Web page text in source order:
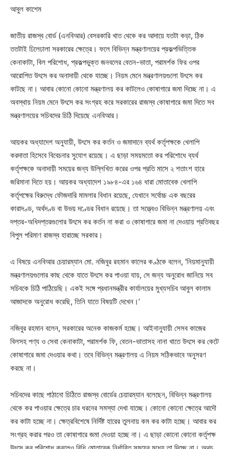
আবুল কাশেম
জাতীয় রাজস্ব বোর্ড (এনবিআর) বেসরকারি খাত থেকে কর আদায়ে যতটা কড়া, ঠিক
ততটাই ঢিলেঢালা সরকারের ক্ষেত্রে। ফলে বিভিন্ন মন্ত্রণালয়ের প্রকল্পভিত্তিক
কেনাকাটা, বিল পরিশোধ, প্রকল্পভুক্ত জনবলের বেতন-ভাতা, পরামর্শক ফির ওপর
আরোপিত উৎসে কর অনাদায়ী থেকে যাচ্ছে। নিয়ম মেনে মন্ত্রণালয়গুলো উৎসে কর
কাটছে না। আবার কোনো কোনো মন্ত্রণালয় কর কাটলেও কোষাগারে জমা দিচ্ছে না। এ
অবস্থায় নিয়ম মেনে উৎসে কর সংগ্রহ করে সরকারের রাজস্ব কোষাগারে জমা দিতে সব
মন্ত্রণালয়ের সচিবদের চিঠি দিয়েছে এনবিআর।
আয়কর অধ্যাদেশ অনুযায়ী, উৎসে কর কর্তন ও জমাদানে ব্যর্থ কর্তৃপক্ষকে খেলাপি
করদাতা হিসেবে বিবেচনার সুযোগ রয়েছে। এ ছাড়া সময়মতো কর পরিশোধে ব্যর্থ
কর্তৃপক্ষকে অনাদায়ী সময়ের জন্য উল্লিখিত করের ওপর প্রতি মাসে ২ শতাংশ হারে
জরিমানা দিতে হয়। আয়কর অধ্যাদেশ ১৯৮৪-এর ১৬৪ ধারা মোতাবেক খেলাপি
কর্তৃপক্ষের বিরুদ্ধে ফৌজদারি মামলার বিধান রয়েছে, যেখানে সর্বোচ্চ এক বছরের
কারাদণ্ড, অর্থদণ্ড বা উভয় দণ্ডের বিধান রয়েছে। তা সত্ত্বেও বিভিন্ন মন্ত্রণালয় এবং
দপ্তর-অধিদপ্তরগুলোর উৎসে কর কর্তন না করা ও কোষাগারে জমা না দেওয়ায় প্রতিবছর
বিপুল পরিমাণ রাজস্ব হারাচ্ছে সরকার।
এ বিষয়ে এনবিআর চেয়ারম্যান মো. নজিবুর রহমান কালের কণ্ঠকে বলেন, ‘নিয়মানুযায়ী
মন্ত্রণালয়গুলোর কাছ থেকে যাতে উৎসে কর পাওয়া যায়, সে জন্য অনুরোধ জানিয়ে সব
সচিবকে চিঠি পাঠিয়েছি। একই সঙ্গে প্রধানমন্ত্রীর কার্যালয়ের মুখ্যসচিব আবুল কালাম
আজাদকে অনুরোধ করেছি, তিনি যাতে বিষয়টি দেখেন।’
নজিবুর রহমান বলেন, সরকারের অনেক কাজকর্ম হচ্ছে। আইনানুযায়ী সেসব কাজের
বিলসহ পণ্য ও সেবা কেনাকাটা, পরামর্শক ফি, বেতন-ভাতাসহ নানা খাতে উৎসে কর কেটে
কোষাগারে জমা দেওয়ার কথা। তবে বিভিন্ন মন্ত্রণালয় এ নিয়ম সঠিকভাবে অনুসরণ
করছে না।
সচিবদের কাছে পাঠানো চিঠিতে রাজস্ব বোর্ডের চেয়ারম্যান বলেছেন, বিভিন্ন মন্ত্রণালয়
থেকে কর পাওয়ার ক্ষেত্রে চার ধরনের সমস্যা দেখা যাচ্ছে। কোনো কোনো ক্ষেত্রে আদৌ
কর কাটা হচ্ছে না। ক্ষেত্রবিশেষে নির্দিষ্ট হারের তুলনায় কম কর কাটা হচ্ছে। আবার কর
সংগ্রহ করার পরও তা কোষাগারে জমা দেওয়া হচ্ছে না। এ ছাড়া কোনো কোনো কর্তৃপক্ষ